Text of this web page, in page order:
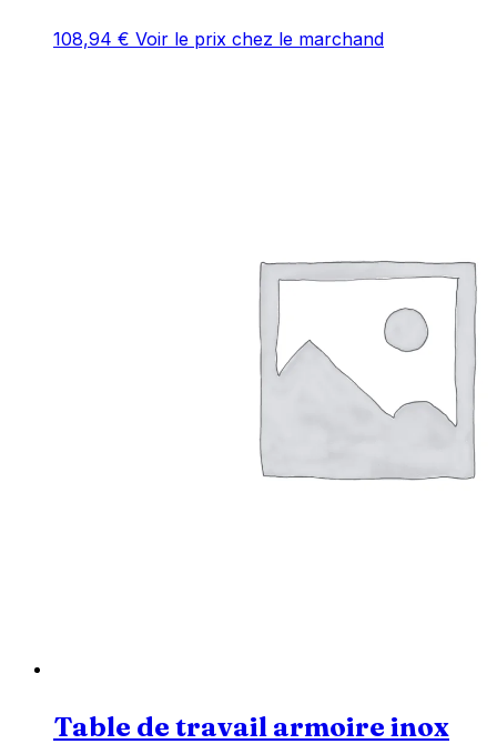
108,94 € Voir le prix chez le marchand
Table de travail armoire inox